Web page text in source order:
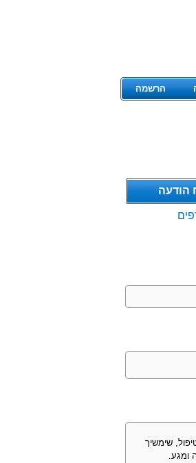
הרשמה
הודעה
7 שנים והזוגיות התכווצה לטיפול, שימשיך
ומגע.